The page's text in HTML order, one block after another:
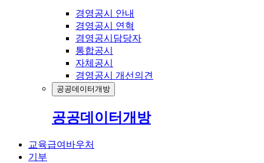
경영공시 안내
경영공시 연혁
경영공시담당자
통합공시
자체공시
경영공시 개선의견
공공데이터개방
공공데이터개방
교육급여바우처
기부